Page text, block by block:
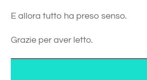
E allora tutto ha preso senso.
Grazie per aver letto.